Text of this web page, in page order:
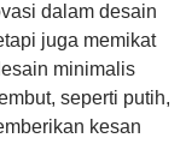
dalam desain
juga memikat
minimalis
seperti putih,
kesan